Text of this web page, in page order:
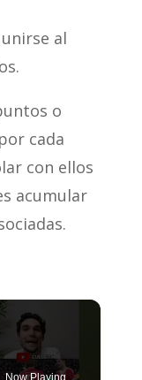
al
o
cada
con ellos
acumular
Now Playing